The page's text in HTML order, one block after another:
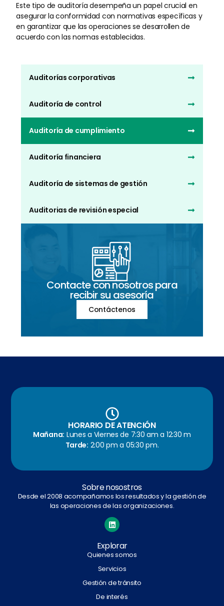
Auditorías corporativas
Auditoría de control
Auditoría de cumplimiento
Auditoría financiera
Auditoría de sistemas de gestión
Auditorias de revisión especial
Contacte con nosotros para
recibir su asesoría
Contáctenos
Este tipo de auditoría desempeña un papel crucial en
asegurar la conformidad con normativas específicas y
en garantizar que las operaciones se desarrollen de
acuerdo con las normas establecidas.
HORARIO DE ATENCIÓN
Mañana: Lunes a Viernes de 7:30 am a 12:30 m
Tarde: 2:00 pm a 05:30 pm.
Sobre nosostros
Desde el 2008 acompañamos los resultados y la gestión de
las operaciones de las organizaciones.
Explorar
Quienes somos
Servicios
Gestión de tránsito
De interés